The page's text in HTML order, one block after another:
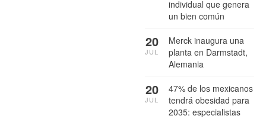
individual que genera
un bien común
Merck inaugura una
planta en Darmstadt,
Alemania
20
JUL
47% de los mexicanos
tendrá obesidad para
2035: especialistas
20
JUL